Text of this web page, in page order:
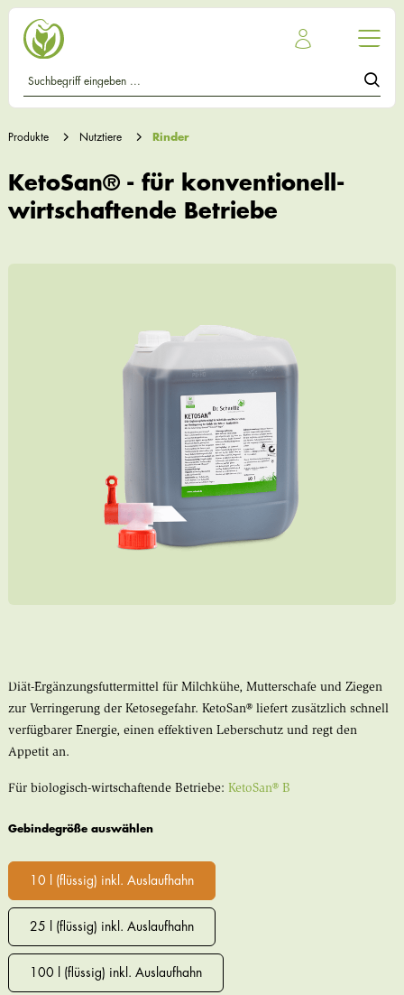
Produkte Nutztiere Rinder
KetoSan® - für konventionell-
wirtschaftende Betriebe
Diät-Ergänzungsfuttermittel für Milchkühe, Mutterschafe und Ziegen
zur Verringerung der Ketosegefahr. KetoSan® liefert zusätzlich schnell
verfügbarer Energie, einen effektiven Leberschutz und regt den
Appetit an.
Für biologisch-wirtschaftende Betriebe: KetoSan® B
Gebindegröße auswählen
10 l (flüssig) inkl. Auslaufhahn
25 l (flüssig) inkl. Auslaufhahn
100 l (flüssig) inkl. Auslaufhahn